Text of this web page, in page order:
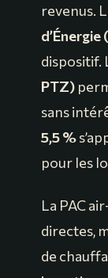
revenus.
d’Énergie
dispositif.
PTZ)
sans
5,5 %
pour les
La PAC
directes,
de